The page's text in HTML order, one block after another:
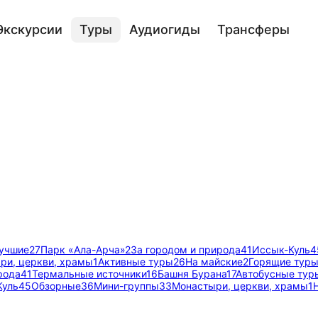
Туры Аудиогиды Трансферы
27Парк «Ала-Арча»2За городом и природа41Иссык-Куль
церкви, храмы1Активные туры26На майские2Горящие туры
41Термальные источники16Башня Бурана17Автобусные
45Обзорные36Мини-группы33Монастыри, церкви, храмы1